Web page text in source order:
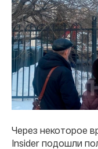
Через некоторое
Insider подошли